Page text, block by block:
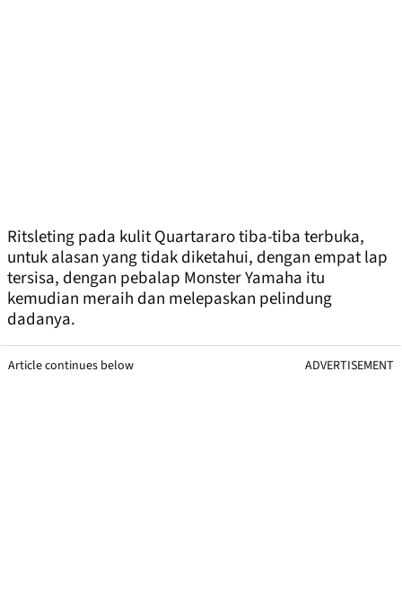
Ritsleting pada kulit Quartararo tiba-tiba terbuka,
untuk alasan yang tidak diketahui, dengan empat lap
tersisa, dengan pebalap Monster Yamaha itu
kemudian meraih dan melepaskan pelindung
dadanya.
Article continues below ADVERTISEMENT